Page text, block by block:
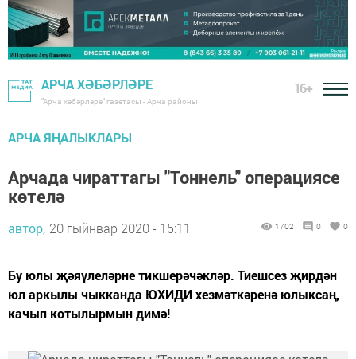
АРЧА ХӘБӘРЛӘРЕ
"Арча хәбәрләре" газетасы - Арча районы
16+
АРЧА ЯҢАЛЫКЛАРЫ
Арчада чираттагы "Тоннель" операциясе
көтелә
автор, 20 гыйнвар 2020 - 15:11 1702 0 0
Бу юлы җәяүлеләрне тикшерәчәкләр. Тиешсез җирдән
юл аркылы чыкканда ЮХИДИ хезмәткәренә юлыксаң,
качып котылырмын димә!